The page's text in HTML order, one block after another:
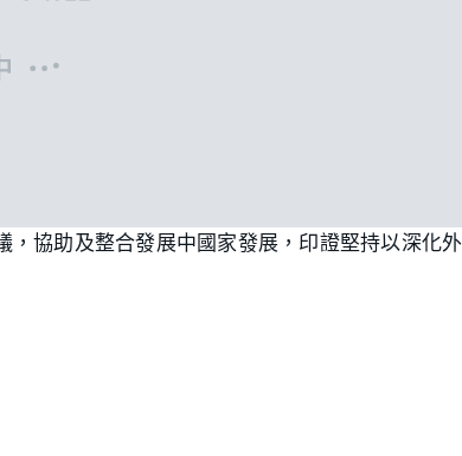
，協助及整合發展中國家發展，印證堅持以深化